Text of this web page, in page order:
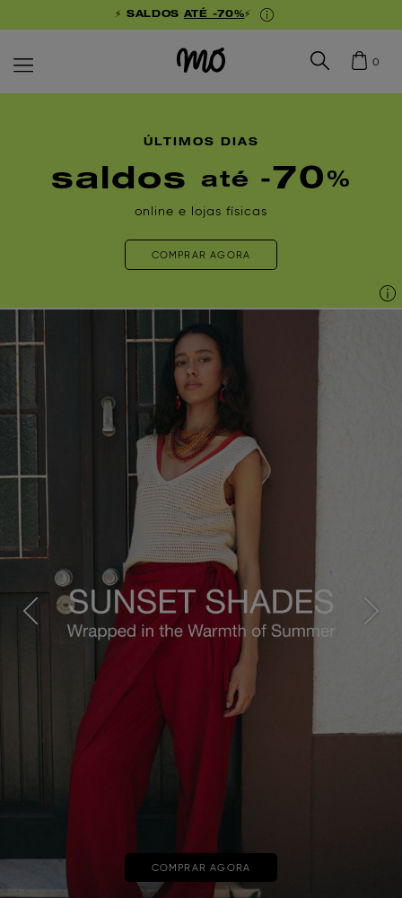
⚡ SALDOS ATÉ -70%⚡
0
ÚLTIMOS DIAS
saldos até - 70 %
online e lojas físicas
COMPRAR AGORA
COMPRAR AGORA
Previous Next